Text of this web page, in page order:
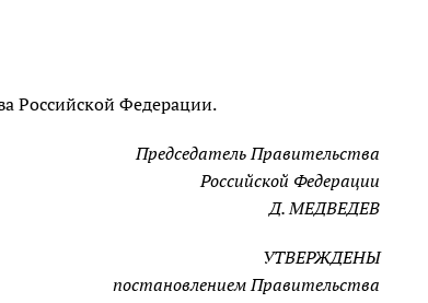
Российской Федерации.
Председатель Правительства
Российской Федерации
Д. МЕДВЕДЕВ
УТВЕРЖДЕНЫ
постановлением Правительства